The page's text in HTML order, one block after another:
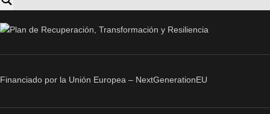
Financiado por la Unión Europea – NextGenerationEU